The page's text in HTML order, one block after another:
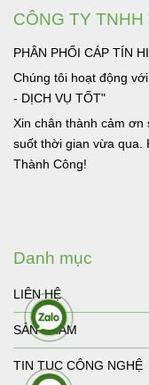
CÔNG TY
PHÂN PHỐI CÁP TÍN
Chúng tôi hoạt động
- DỊCH VỤ TỐT"
Xin chân thành cảm ơn
suốt thời gian vừa qua.
Thành Công!
Danh mục
LIÊN HỆ
SẢN PHẨM
TIN TUC CÔNG NGHỆ